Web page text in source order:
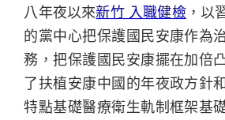
八年夜以來新竹 入職健檢，以
的黨中心把保護國民安康作為
務，把保護國民安康擺在加倍
了扶植安康中國的年夜政方針
特點基礎醫療衛生軌制框架基